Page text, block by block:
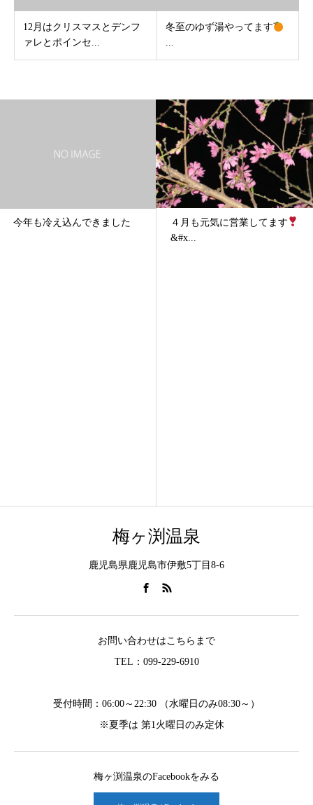
12月はクリスマスとデンフ
ァレとポインセ...
冬至のゆず湯やってます
...
今年も冷え込んできました
４月も元気に営業してます
&#x...
梅ヶ渕温泉
鹿児島県鹿児島市伊敷5丁目8-6
お問い合わせはこちらまで
TEL：099-229-6910
受付時間：06:00～22:30 （水曜日のみ08:30～）
※夏季は 第1火曜日のみ定休
梅ヶ渕温泉のFacebookをみる